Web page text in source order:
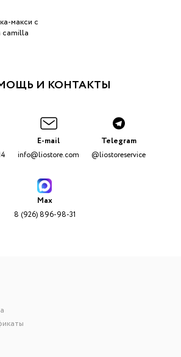
макси с
camilla
И КОНТАКТЫ
E-mail
info@liostore.com
Telegram
@liostoreservice
Max
8 (926) 896-98-31